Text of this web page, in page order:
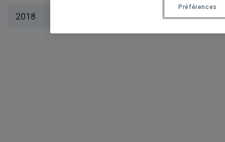
2018
Préférences